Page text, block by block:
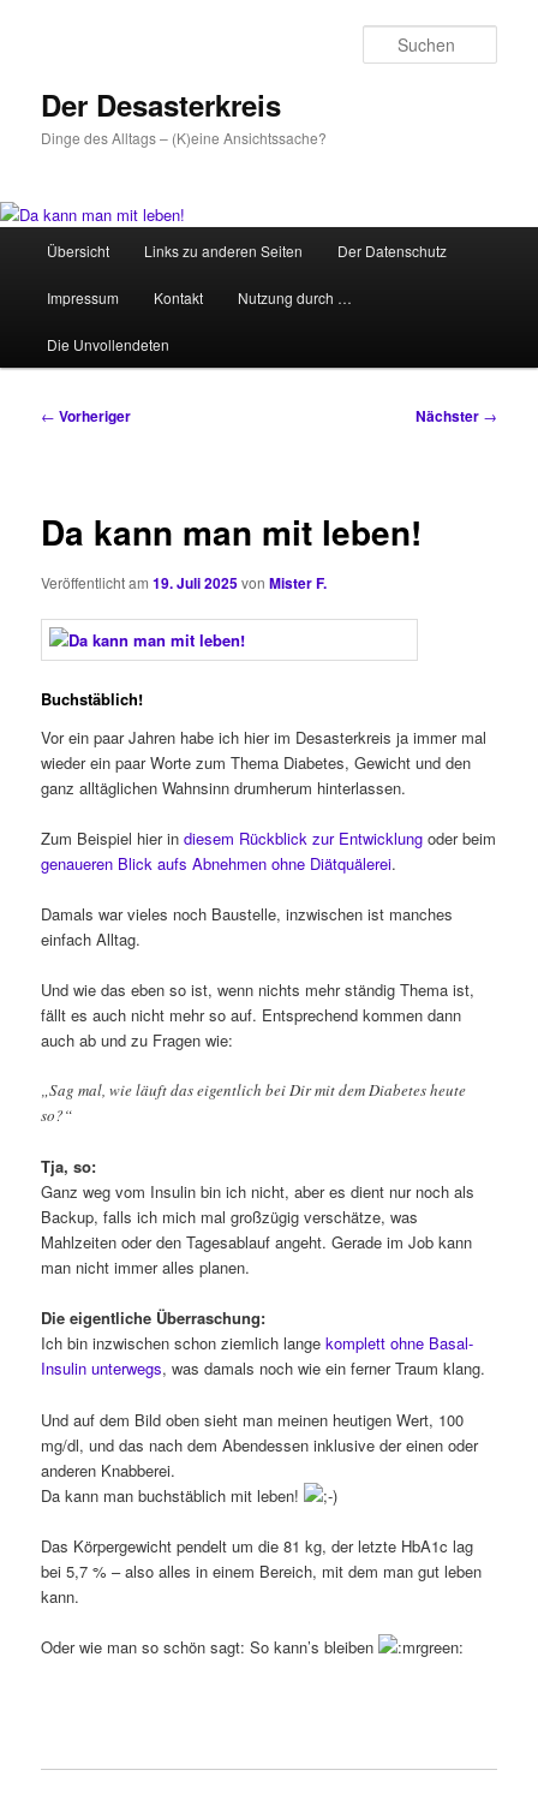
Der Desasterkreis
Dinge des Alltags – (K)eine Ansichtssache?
HauptmenüÜbersicht Links zu anderen Seiten Der Datenschutz
Impressum Kontakt Nutzung durch …
Die Unvollendeten
Beitragsnavigation
← Vorheriger Nächster →
Da kann man mit leben!
Veröffentlicht am19. Juli 2025vonMister F.
Buchstäblich!
Vor ein paar Jahren habe ich hier im Desasterkreis ja immer mal
wieder ein paar Worte zum Thema Diabetes, Gewicht und den
ganz alltäglichen Wahnsinn drumherum hinterlassen.
Zum Beispiel hier indiesem Rückblick zur Entwicklung oder beim
genaueren Blick aufs Abnehmen ohne Diätquälerei.
Damals war vieles noch Baustelle, inzwischen ist manches
einfach Alltag.
Und wie das eben so ist, wenn nichts mehr ständig Thema ist,
fällt es auch nicht mehr so auf. Entsprechend kommen dann
auch ab und zu Fragen wie:
„Sag mal, wie läuft das eigentlich bei Dir mit dem Diabetes heute
so?“
Tja, so:
Ganz weg vom Insulin bin ich nicht, aber es dient nur noch als
Backup, falls ich mich mal großzügig verschätze, was
Mahlzeiten oder den Tagesablauf angeht. Gerade im Job kann
man nicht immer alles planen.
Die eigentliche Überraschung:
Ich bin inzwischen schon ziemlich langekomplett ohne Basal-
Insulin unterwegs, was damals noch wie ein ferner Traum klang.
Und auf dem Bild oben sieht man meinen heutigen Wert, 100
mg/dl, und das nach dem Abendessen inklusive der einen oder
anderen Knabberei.
Da kann man buchstäblich mit leben!
Das Körpergewicht pendelt um die 81 kg, der letzte HbA1c lag
bei 5,7 % – also alles in einem Bereich, mit dem man gut leben
kann.
Oder wie man so schön sagt: So kann’s bleiben